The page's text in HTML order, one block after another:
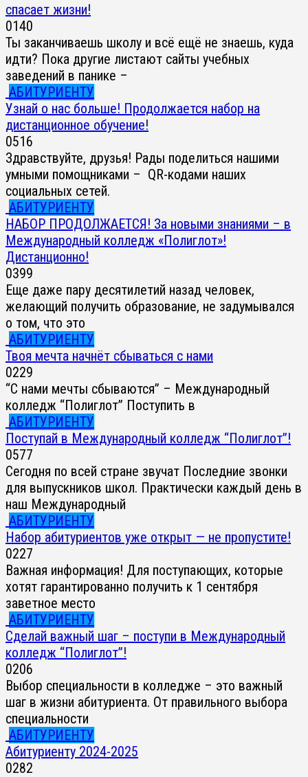
спасает жизни!
0140
Ты заканчиваешь школу и всё ещё не знаешь, куда
идти? Пока другие листают сайты учебных
заведений в панике –
АБИТУРИЕНТУ
Узнай о нас больше! Продолжается набор на
дистанционное обучение!
0516
Здравствуйте, друзья! Рады поделиться нашими
умными помощниками – QR-кодами наших
социальных сетей.
АБИТУРИЕНТУ
НАБОР ПРОДОЛЖАЕТСЯ! За новыми знаниями – в
Международный колледж «Полиглот»!
Дистанционно!
0399
Еще даже пару десятилетий назад человек,
желающий получить образование, не задумывался
о том, что это
АБИТУРИЕНТУ
Твоя мечта начнёт сбываться с нами
0229
“С нами мечты сбываются” – Международный
колледж “Полиглот” Поступить в
АБИТУРИЕНТУ
Поступай в Международный колледж “Полиглот”!
0577
Сегодня по всей стране звучат Последние звонки
для выпускников школ. Практически каждый день в
наш Международный
АБИТУРИЕНТУ
Набор абитуриентов уже открыт — не пропустите!
0227
Важная информация! Для поступающих, которые
хотят гарантированно получить к 1 сентября
заветное место
АБИТУРИЕНТУ
Сделай важный шаг – поступи в Международный
колледж “Полиглот”!
0206
Выбор специальности в колледже – это важный
шаг в жизни абитуриента. От правильного выбора
специальности
АБИТУРИЕНТУ
Абитуриенту 2024-2025
0282